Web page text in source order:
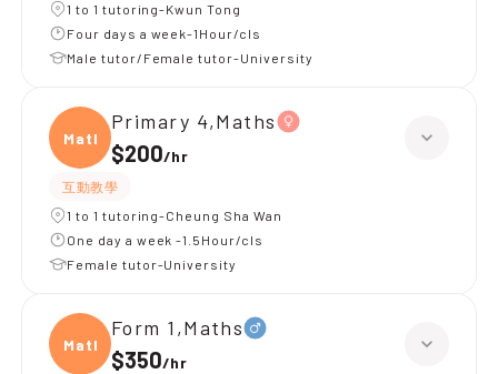
1 to 1 tutoring-Kwun Tong
Four days a week-1Hour/cls
Male tutor/Female tutor-University
Maths
Primary 4,Maths
$200/hr
互動教學
1 to 1 tutoring-Cheung Sha Wan
One day a week -1.5Hour/cls
Female tutor-University
Maths
Form 1,Maths
$350/hr